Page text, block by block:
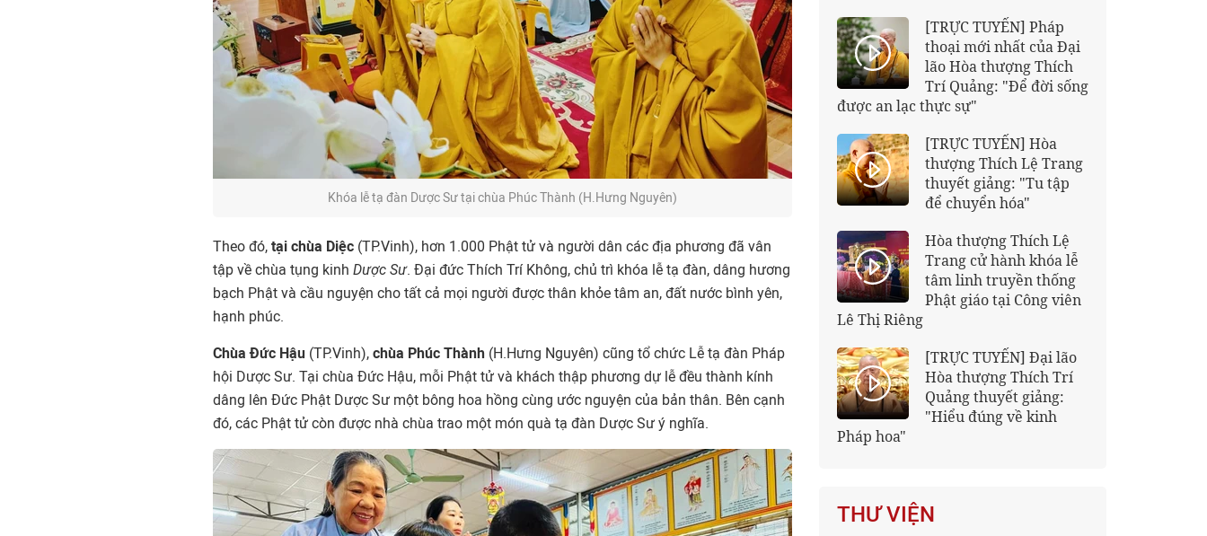
Khóa lễ tạ đàn Dược Sư tại chùa Phúc Thành (H.Hưng Nguyên)
Theo đó, tại chùa Diệc (TP.Vinh), hơn 1.000 Phật tử và người dân các địa phương đã vân
tập về chùa tụng kinh Dược Sư. Đại đức Thích Trí Không, chủ trì khóa lễ tạ đàn, dâng hương
bạch Phật và cầu nguyện cho tất cả mọi người được thân khỏe tâm an, đất nước bình yên,
hạnh phúc.
Chùa Đức Hậu (TP.Vinh), chùa Phúc Thành (H.Hưng Nguyên) cũng tổ chức Lễ tạ đàn Pháp
hội Dược Sư. Tại chùa Đức Hậu, mỗi Phật tử và khách thập phương dự lễ đều thành kính
dâng lên Đức Phật Dược Sư một bông hoa hồng cùng ước nguyện của bản thân. Bên cạnh
đó, các Phật tử còn được nhà chùa trao một món quà tạ đàn Dược Sư ý nghĩa.
[TRỰC TUYẾN] Pháp
thoại mới nhất của Đại
lão Hòa thượng Thích
Trí Quảng: "Để đời sống
được an lạc thực sự"
[TRỰC TUYẾN] Hòa
thượng Thích Lệ Trang
thuyết giảng: "Tu tập
để chuyển hóa"
Hòa thượng Thích Lệ
Trang cử hành khóa lễ
tâm linh truyền thống
Phật giáo tại Công viên
Lê Thị Riêng
[TRỰC TUYẾN] Đại lão
Hòa thượng Thích Trí
Quảng thuyết giảng:
"Hiểu đúng về kinh
Pháp hoa"
THƯ VIỆN